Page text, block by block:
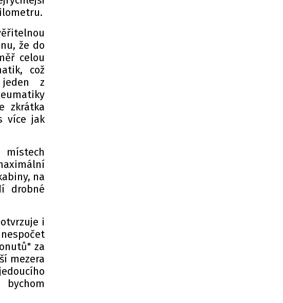
že do
celou
což
jeden z
zkrátka
více jak
na
drobné
i
za
mezera